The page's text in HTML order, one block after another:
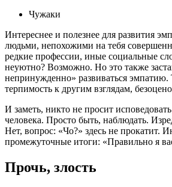
Чужаки
Интереснее и полезнее для развития
людьми, непохожими на тебя
редкие профессии, иные социальные
неуютно? Возможно. Но это также
непринужденно» развиваться эмпатию.
терпимость к другим взглядам,
И заметь, никто не просит
человека. Просто быть, наблюдать.
Нет, вопрос: «Чо?» здесь не прокатит.
промежуточные итоги: «Правильно я
Прочь, злость